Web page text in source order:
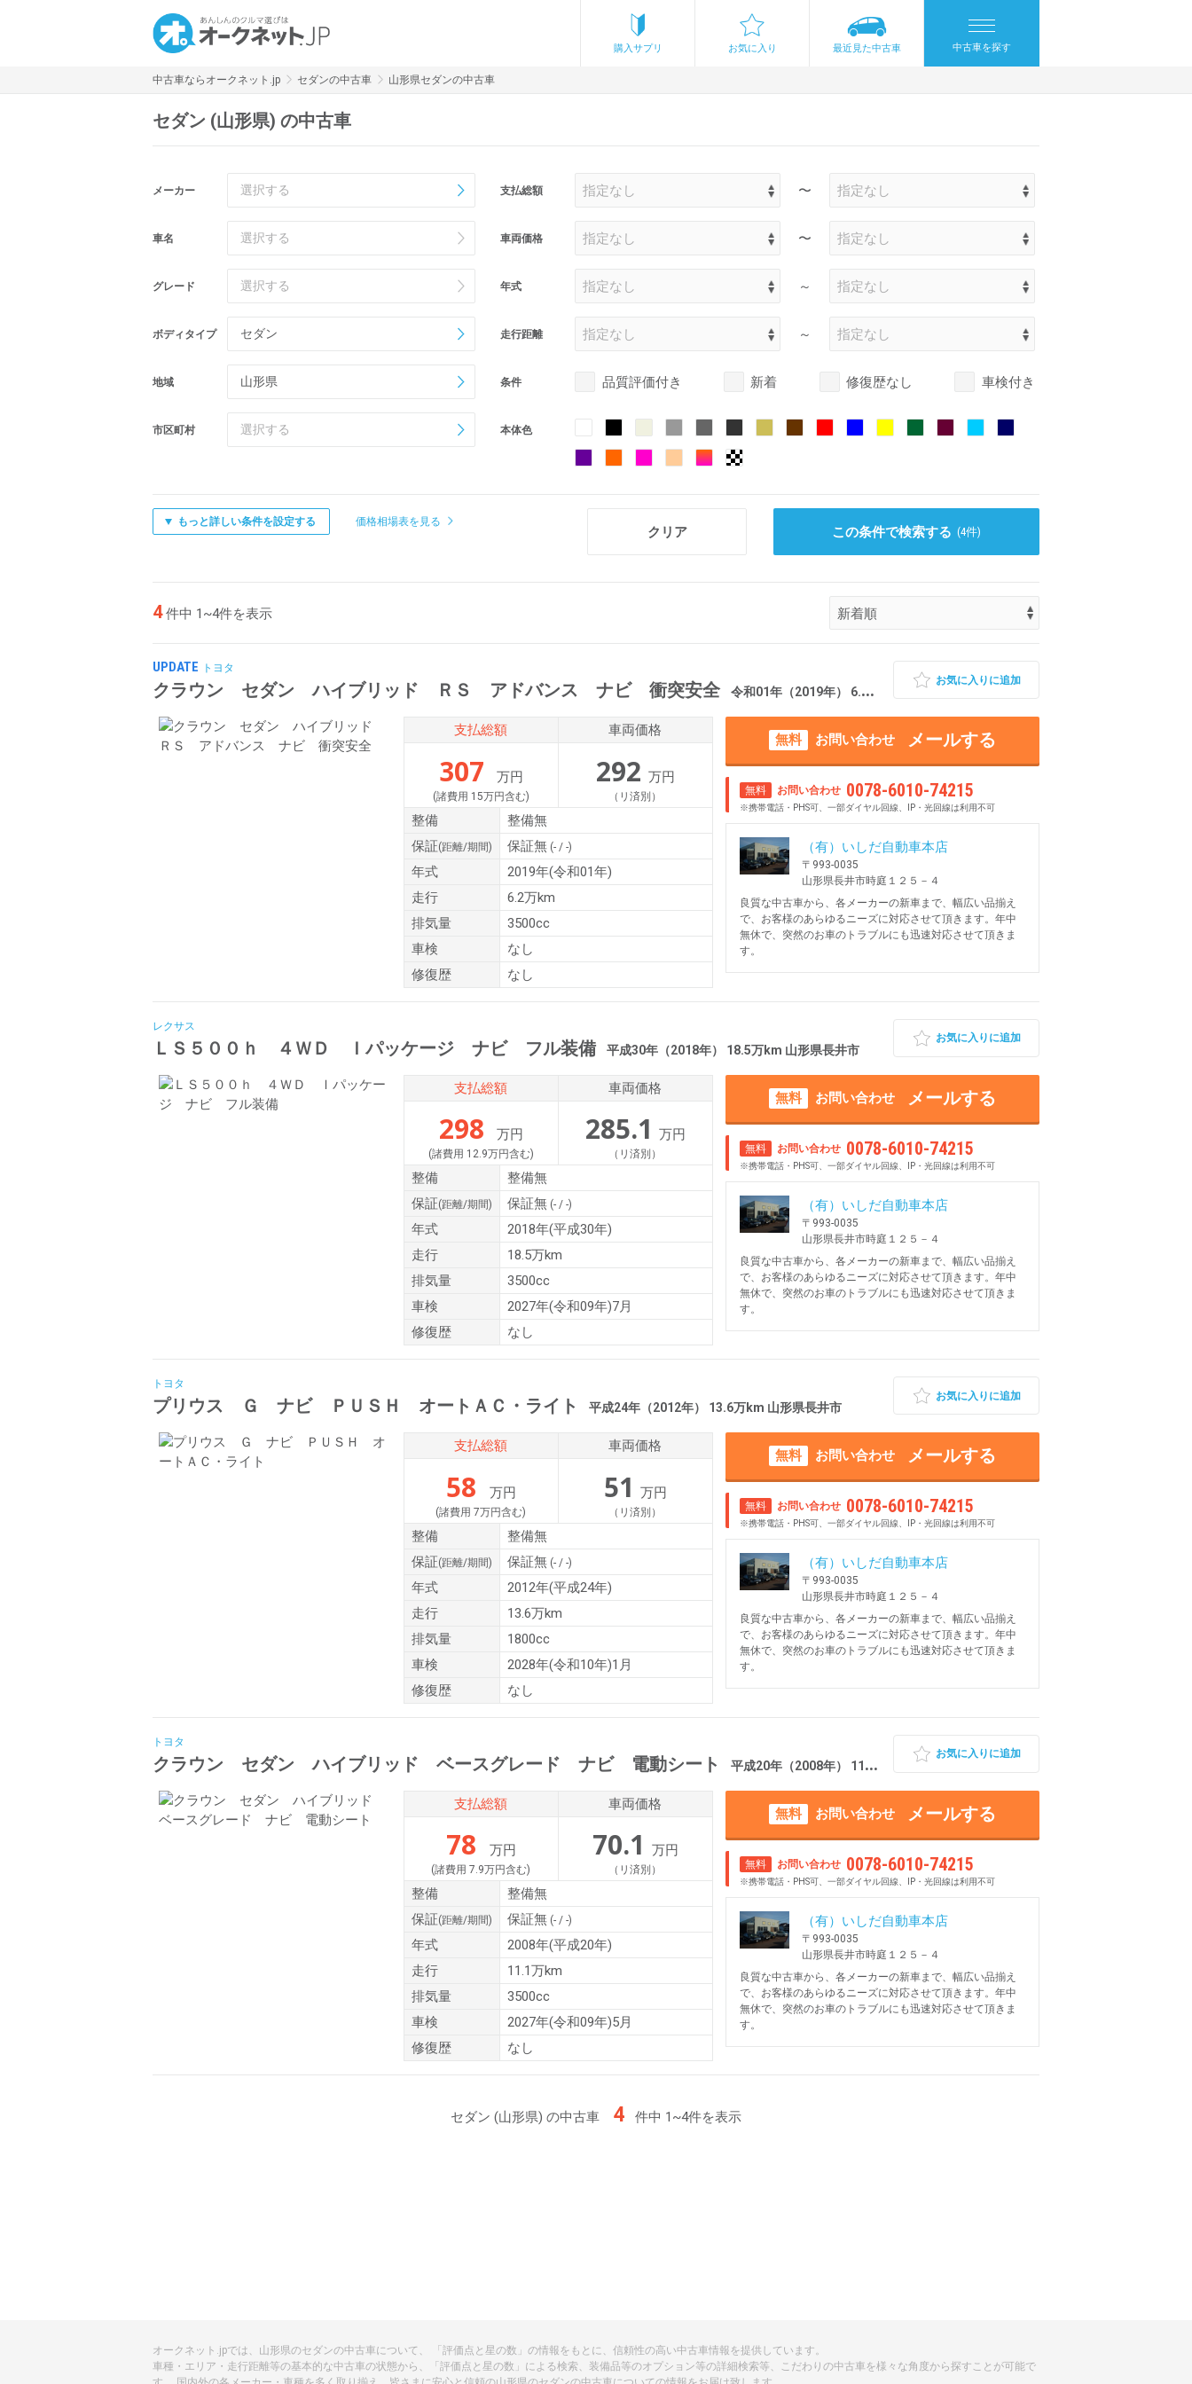
購入サプリ お気に入り 最近見た中古車 中古車を探す
中古車ならオークネット.jp セダンの中古車 山形県セダンの中古車
セダン (山形県) の中古車
メーカー 選択する
車名 選択する
グレード 選択する
ボディタイプ セダン
地域 山形県
市区町村 選択する
支払総額 〜
車両価格 〜
年式 ～
走行距離 ～
条件 品質評価付き 新着 修復歴なし 車検付き
本体色
もっと詳しい条件を設定する 価格相場表を見る
この条件で検索する (4件)
4件中 1~4件を表示
UPDATE トヨタ
クラウン セダン ハイブリッド ＲＳ アドバンス ナビ 衝突安全 令和01年（2019年） 6.2万km 山形県長井市
お気に入りに追加
支払総額
307 万円
(諸費用 15万円含む)
車両価格
292 万円
（リ済別）
整備
整備無
保証(距離/期間) 保証無(- / -)
年式
2019年(令和01年)
走行
6.2万km
排気量
3500cc
車検
なし
修復歴
なし
無料 お問い合わせ メールする
無料 お問い合わせ 0078-6010-74215
※携帯電話・PHS可、一部ダイヤル回線、IP・光回線は利用不可
（有）いしだ自動車本店
〒993-0035
山形県長井市時庭１２５－４
良質な中古車から、各メーカーの新車まで、幅広い品揃え
で、お客様のあらゆるニーズに対応させて頂きます。年中
無休で、突然のお車のトラブルにも迅速対応させて頂きま
す。
レクサス
ＬＳ５００ｈ ４ＷＤ Ｉパッケージ ナビ フル装備 平成30年（2018年） 18.5万km 山形県長井市
お気に入りに追加
支払総額
298 万円
(諸費用 12.9万円含む)
車両価格
285.1 万円
（リ済別）
整備
整備無
保証(距離/期間) 保証無(- / -)
年式
2018年(平成30年)
走行
18.5万km
排気量
3500cc
車検
2027年(令和09年)7月
修復歴
なし
無料 お問い合わせ メールする
無料 お問い合わせ 0078-6010-74215
※携帯電話・PHS可、一部ダイヤル回線、IP・光回線は利用不可
（有）いしだ自動車本店
〒993-0035
山形県長井市時庭１２５－４
良質な中古車から、各メーカーの新車まで、幅広い品揃え
で、お客様のあらゆるニーズに対応させて頂きます。年中
無休で、突然のお車のトラブルにも迅速対応させて頂きま
す。
トヨタ
プリウス Ｇ ナビ ＰＵＳＨ オートＡＣ・ライト 平成24年（2012年） 13.6万km 山形県長井市
お気に入りに追加
支払総額
58 万円
(諸費用 7万円含む)
車両価格
51 万円
（リ済別）
整備
整備無
保証(距離/期間) 保証無(- / -)
年式
2012年(平成24年)
走行
13.6万km
排気量
1800cc
車検
2028年(令和10年)1月
修復歴
なし
無料 お問い合わせ メールする
無料 お問い合わせ 0078-6010-74215
※携帯電話・PHS可、一部ダイヤル回線、IP・光回線は利用不可
（有）いしだ自動車本店
〒993-0035
山形県長井市時庭１２５－４
良質な中古車から、各メーカーの新車まで、幅広い品揃え
で、お客様のあらゆるニーズに対応させて頂きます。年中
無休で、突然のお車のトラブルにも迅速対応させて頂きま
す。
トヨタ
クラウン セダン ハイブリッド ベースグレード ナビ 電動シート 平成20年（2008年） 11.1万km 山形県長井市
お気に入りに追加
支払総額
78 万円
(諸費用 7.9万円含む)
車両価格
70.1 万円
（リ済別）
整備
整備無
保証(距離/期間) 保証無(- / -)
年式
2008年(平成20年)
走行
11.1万km
排気量
3500cc
車検
2027年(令和09年)5月
修復歴
なし
無料 お問い合わせ メールする
無料 お問い合わせ 0078-6010-74215
※携帯電話・PHS可、一部ダイヤル回線、IP・光回線は利用不可
（有）いしだ自動車本店
〒993-0035
山形県長井市時庭１２５－４
良質な中古車から、各メーカーの新車まで、幅広い品揃え
で、お客様のあらゆるニーズに対応させて頂きます。年中
無休で、突然のお車のトラブルにも迅速対応させて頂きま
す。
セダン (山形県) の中古車 4 件中 1~4件を表示
オークネット.jpでは、山形県のセダンの中古車について、 「評価点と星の数」の情報をもとに、信頼性の高い中古車情報を提供しています。
車種・エリア・走行距離等の基本的な中古車の状態から、「評価点と星の数」による検索、装備品等のオプション等の詳細検索等、こだわりの中古車を様々な角度から探すことが可能で